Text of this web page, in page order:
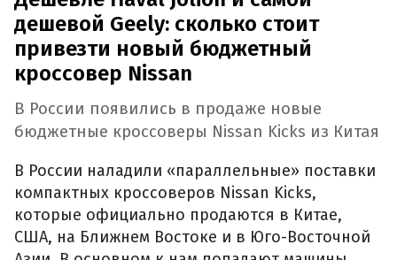
дешевой Geely: сколько стоит
привезти новый бюджетный
кроссовер Nissan
В России появились в продаже новые
бюджетные кроссоверы Nissan Kicks из Китая
В России наладили «параллельные» поставки
компактных кроссоверов Nissan Kicks,
которые официально продаются в Китае,
США, на Ближнем Востоке и в Юго-Восточной